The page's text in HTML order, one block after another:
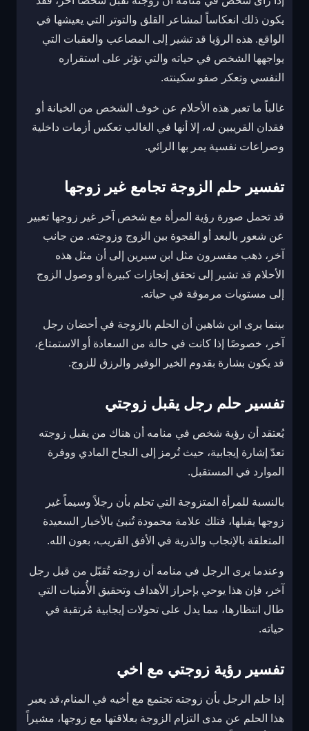
يكون ذلك انعكاساً لمشاعر القلق والتوتر التي يعيشها في
الواقع. هذه الرؤيا قد تشير إلى المصاعب والعقبات التي
يواجهها الشخص في حياته والتي تؤثر على استقراره
النفسي وتعكر صفو سكينته.
غالباً ما تعبر هذه الأحلام عن خوف الشخص من الخيانة أو
فقدان القريبين له، إلا أنها في الغالب تعكس أزمات داخلية
وصراعات نفسية يمر بها الرائي.
تفسير حلم الزوجة تجامع غير زوجها
قد تحمل صورة رؤية المرأة مع شخص آخر غير زوجها تعبير
عن شعور بالبعد أو الفجوة بين الزوج وزوجته. من جانب
آخر، ذهب مفسرون مثل ابن سيرين إلى أن مثل هذه
الأحلام قد تشير إلى تحقق إنجازات كبيرة أو وصول الزوج
إلى مستويات مرموقة في حياته.
بينما يرى ابن شاهين أن الحلم بالزوجة في أحضان رجل
آخر، خصوصًا إذا كانت في حالة من السعادة أو الاستمتاع،
قد يكون بشارة بقدوم الخير الوفير والرزق للزوج.
تفسير حلم رجل يقبل زوجتي
يُعتقد أن رؤية شخص في منامه أن هناك من يقبل زوجته
تعدّ إشارة إيجابية، حيث تُرمز إلى النجاح المادي ووفرة
الموارد في المستقبل.
بالنسبة للمرأة المتزوجة التي تحلم بأن رجلاً وسيماً غير
زوجها يقبلها، فتلك علامة محمودة تُنبئ بالأخبار السعيدة
المتعلقة بالإنجاب والذرية في الأفق القريب، بعون الله.
وعندما يرى الرجل في منامه أن زوجته تُقبّل من قبل رجل
آخر، فإن هذا يوحي بإحراز الأهداف وتحقيق الأُمنيات التي
طال انتظارها، مما يدل على تحولات إيجابية مُرتقبة في
حياته.
تفسير رؤية زوجتي مع اخي
إذا حلم الرجل بأن زوجته تجتمع مع أخيه في المنام،قد يعبر
هذا الحلم عن مدى التزام الزوجة بعلاقتها مع زوجها، مشيراً